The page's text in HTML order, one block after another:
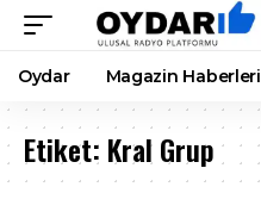
Oydar Magazin Haberleri
Etiket: Kral Grup